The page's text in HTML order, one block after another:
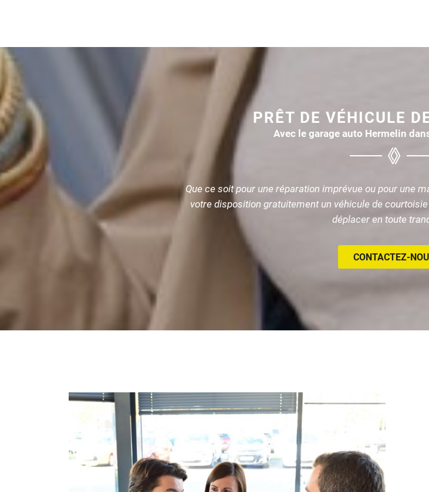
PRÊT DE VÉHICULE
Avec le garage auto Hermelin
Que ce soit pour une réparation imprévue ou pour une
votre disposition gratuitement un véhicule de
déplacer en toute
CONTACTEZ-